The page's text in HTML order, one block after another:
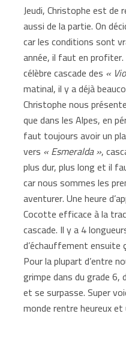
Jeudi, Christophe est
aussi de la partie. On
car les conditions sont
année, il faut en
célèbre cascade des «
matinal, il y a déjà
Christophe nous
que dans les Alpes, en
faut toujours avoir un
vers « Esmeralda »,
plus dur, plus long et il
car nous sommes les
aventurer. Une heure
Cocotte efficace à la
cascade. Il y a 4
d’échauffement ensuite
Pour la plupart d’entre
grimpe dans du grade 6,
et se surpasse. Super
monde rentre heureux